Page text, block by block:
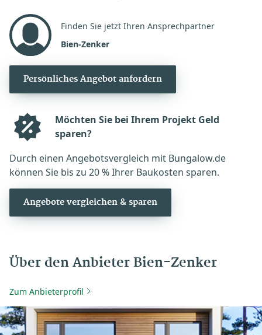
Finden Sie jetzt Ihren Ansprechpartner
Bien-Zenker
Persönliches Angebot anfordern
Möchten Sie bei Ihrem Projekt Geld
sparen?
Durch einen Angebotsvergleich mit Bungalow.de
können Sie bis zu 20 % Ihrer Baukosten sparen.
Angebote vergleichen & sparen
Über den Anbieter Bien-Zenker
Zum Anbieterprofil